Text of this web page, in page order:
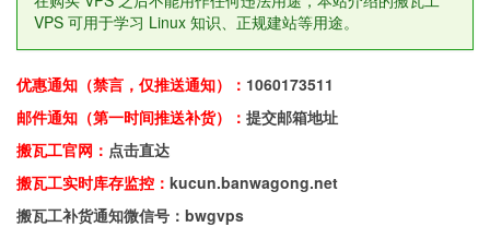
VPS 可用于学习 Linux 知识、正规建站等用途。
优惠通知（禁言，仅推送通知）： 1060173511
邮件通知（第一时间推送补货）： 提交邮箱地址
搬瓦工官网： 点击直达
搬瓦工实时库存监控： kucun.banwagong.net
搬瓦工补货通知微信号：bwgvps